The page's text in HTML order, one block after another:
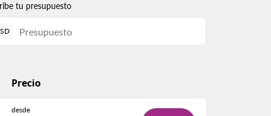
tu presupuesto
Precio
desde